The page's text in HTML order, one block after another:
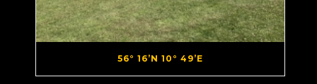
56° 16’N 10° 49’E